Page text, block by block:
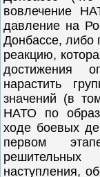
вовлечение
давление на
Донбассе, либо
реакцию,
достижения
нарастить
значений (в
НАТО по
ходе боевых
первом
наступления,